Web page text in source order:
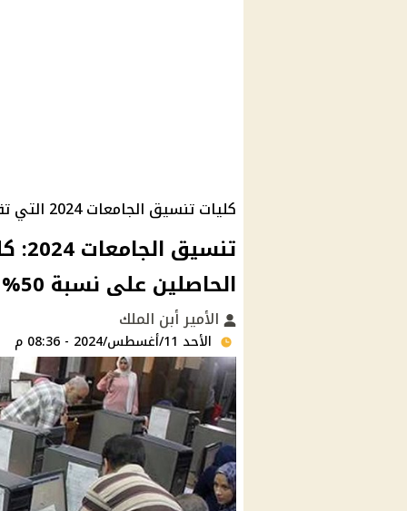
كليات تنسيق الجامعات 2024 التي تقبل من 50%
الحاصلين على نسبة 50% .. هل أنت من بينهم؟
الأمير أبن الملك
الأحد 11/أغسطس/2024 - 08:36 م